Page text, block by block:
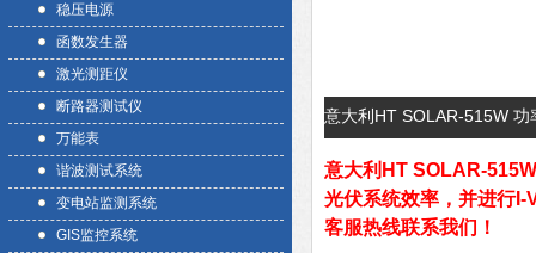
稳压电源
函数发生器
激光测距仪
断路器测试仪
万能表
谐波测试系统
变电站监测系统
GIS监控系统
意大利HT SOLAR-515W 功
意大利HT SOLAR-
光伏系统效率，并进行I-
客服热线联系我们！